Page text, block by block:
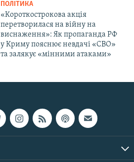
ПОЛІТИКА
«Короткострокова акція
перетворилася на війну на
виснаження»: Як пропаганда РФ
у Криму пояснює невдачі «СВО»
та залякує «мінними атаками»